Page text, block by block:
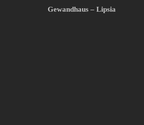
Gewandhaus – Lipsia